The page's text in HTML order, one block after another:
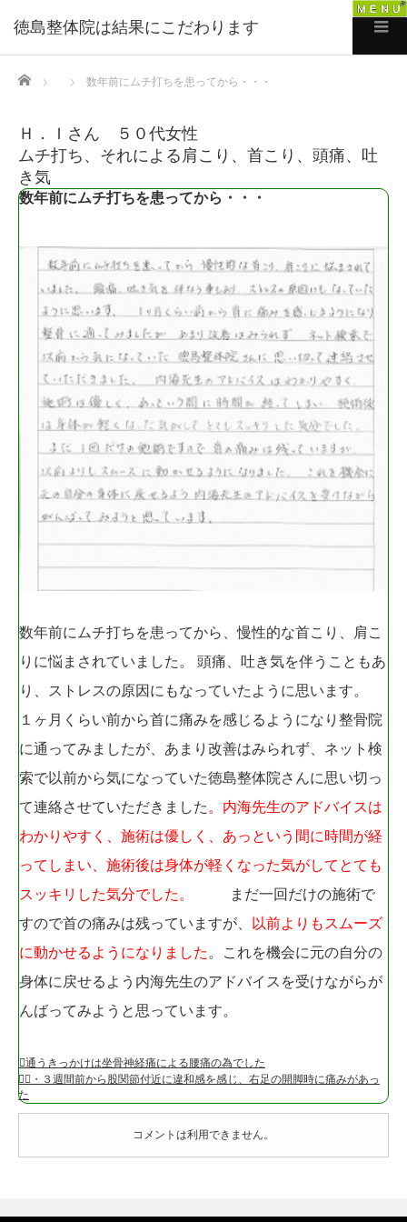
徳島整体院は結果にこだわります
Home 数年前にムチ打ちを患ってから・・・
Ｈ．Ｉさん ５０代女性
ムチ打ち、それによる肩こり、首こり、頭痛、吐
き気
数年前にムチ打ちを患ってから・・・
数年前にムチ打ちを患ってから、慢性的な首こり、肩こ
りに悩まされていました。 頭痛、吐き気を伴うこともあ
り、ストレスの原因にもなっていたように思います。
１ヶ月くらい前から首に痛みを感じるようになり整骨院
に通ってみましたが、あまり改善はみられず、ネット検
索で以前から気になっていた徳島整体院さんに思い切っ
て連絡させていただきました 。内海先生のアドバイスは
わかりやすく、施術は優しく、あっという間に時間が経
ってしまい、施術後は身体が軽くなった気がしてとても
スッキリした気分でした。
まだ一回だけの施術で
すので首の痛みは残っていますが、
以前よりもスムーズ
に動かせるようになりました 。これを機会に元の自分の
身体に戻せるよう内海先生のアドバイスを受けながらが
んばってみようと思っています。
通うきっかけは坐骨神経痛による腰痛の為でした
２・３週間前から股関節付近に違和感を感じ、右足の開脚時に痛みがあっ
た
コメントは利用できません。